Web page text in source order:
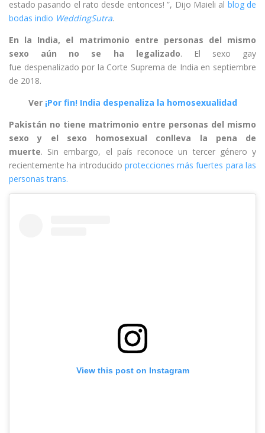
estado pasando el rato desde entonces! ”, Dijo Maieli al blog de
bodas indio WeddingSutra.
En la India, el matrimonio entre personas del mismo
sexo aún no se ha legalizado. El sexo gay
fue despenalizado por la Corte Suprema de India en septiembre
de 2018.
Ver ¡Por fin! India despenaliza la homosexualidad
Pakistán no tiene matrimonio entre personas del mismo
sexo y el sexo homosexual conlleva la pena de
muerte. Sin embargo, el país reconoce un tercer género y
recientemente ha introducido protecciones más fuertes para las
personas trans.
View this post on Instagram